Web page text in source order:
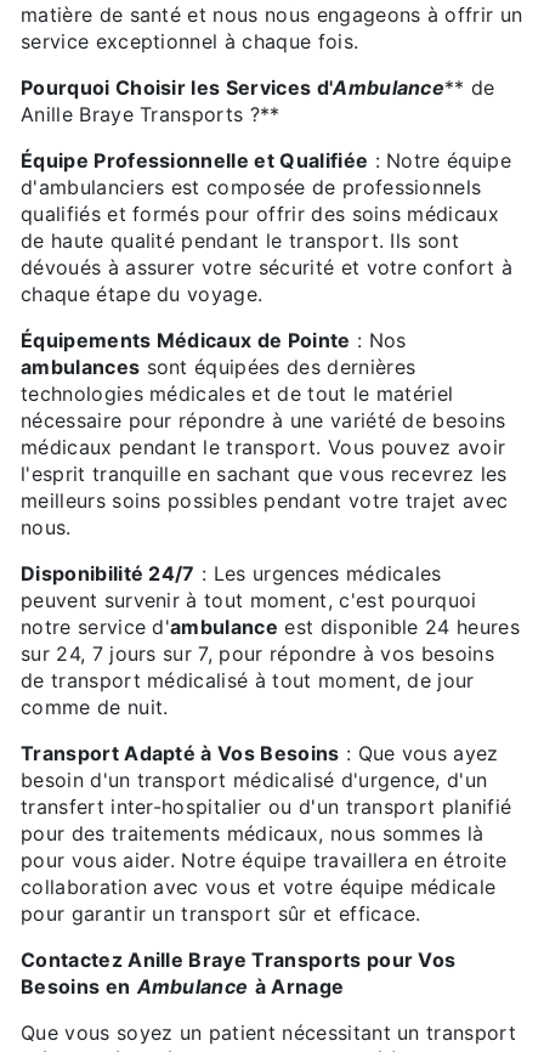
matière de santé et nous nous engageons à offrir un
service exceptionnel à chaque fois.
Pourquoi Choisir les Services d'Ambulance** de
Anille Braye Transports ?**
Équipe Professionnelle et Qualifiée : Notre équipe
d'ambulanciers est composée de professionnels
qualifiés et formés pour offrir des soins médicaux
de haute qualité pendant le transport. Ils sont
dévoués à assurer votre sécurité et votre confort à
chaque étape du voyage.
Équipements Médicaux de Pointe : Nos
ambulances sont équipées des dernières
technologies médicales et de tout le matériel
nécessaire pour répondre à une variété de besoins
médicaux pendant le transport. Vous pouvez avoir
l'esprit tranquille en sachant que vous recevrez les
meilleurs soins possibles pendant votre trajet avec
nous.
Disponibilité 24/7 : Les urgences médicales
peuvent survenir à tout moment, c'est pourquoi
notre service d'ambulance est disponible 24 heures
sur 24, 7 jours sur 7, pour répondre à vos besoins
de transport médicalisé à tout moment, de jour
comme de nuit.
Transport Adapté à Vos Besoins : Que vous ayez
besoin d'un transport médicalisé d'urgence, d'un
transfert inter-hospitalier ou d'un transport planifié
pour des traitements médicaux, nous sommes là
pour vous aider. Notre équipe travaillera en étroite
collaboration avec vous et votre équipe médicale
pour garantir un transport sûr et efficace.
Contactez Anille Braye Transports pour Vos
Besoins en Ambulance à Arnage
Que vous soyez un patient nécessitant un transport